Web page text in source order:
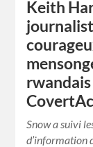
Keith
Snow a suivi
d’information